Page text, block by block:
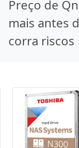
Preço de
mais antes
corra riscos